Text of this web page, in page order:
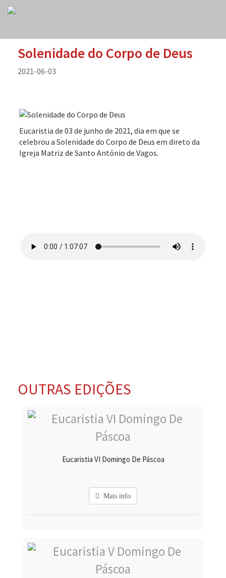
Solenidade do Corpo de Deus
2021-06-03
Eucaristia de 03 de junho de 2021, dia em que se
celebrou a Solenidade do Corpo de Deus em direto da
Igreja Matriz de Santo António de Vagos.
OUTRAS EDIÇÕES
Eucaristia VI Domingo De Páscoa
Mais info